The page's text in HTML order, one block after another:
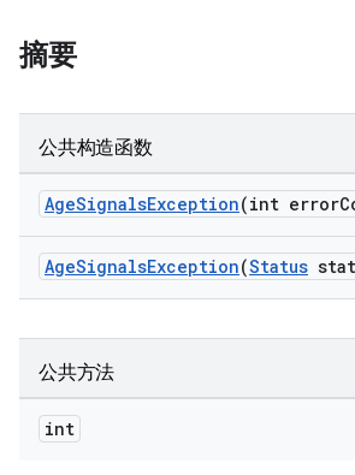
摘要
公共构造函数
AgeSignalsException(int
AgeSignalsException(Status
公共方法
int